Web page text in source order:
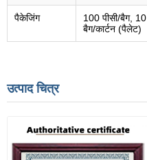
पैकेजिंग
100 पीसी/बैग, 10
बैग/कार्टन (पैलेट)
उत्पाद चित्र